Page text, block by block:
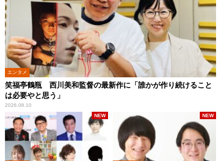
エンタメ
笑福亭鶴瓶 西川美和監督の最新作に「誰かが作り続けること
は必要やと思う」
2026.08.10
NEW NEW